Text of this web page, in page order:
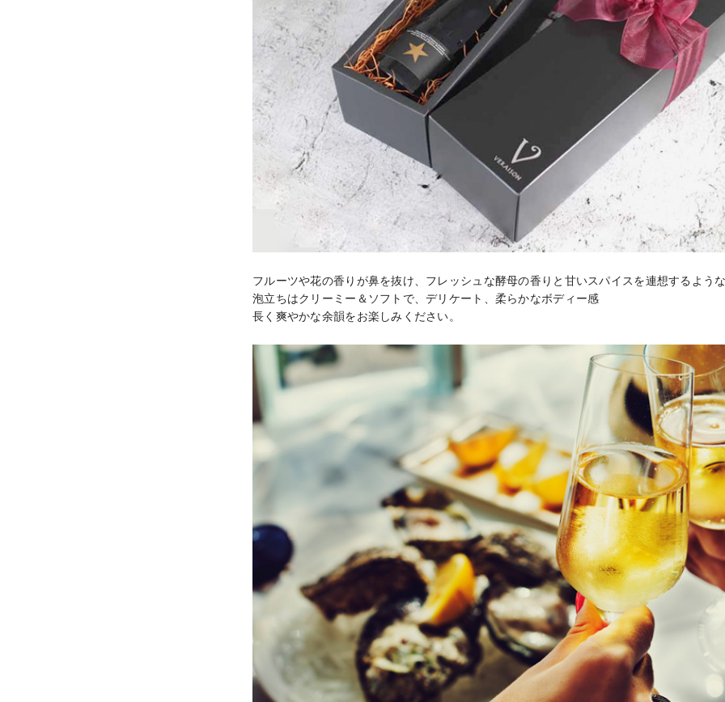
フルーツや花の香りが鼻を抜け、フレッシュな酵母の香りと甘いスパイスを連想するよう
泡立ちはクリーミー＆ソフトで、デリケート、柔らかなボディー感
長く爽やかな余韻をお楽しみください。